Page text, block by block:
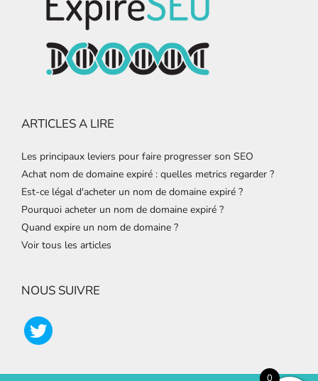
ARTICLES A LIRE
Les principaux leviers pour faire progresser son SEO
Achat nom de domaine expiré : quelles metrics regarder ?
Est-ce légal d'acheter un nom de domaine expiré ?
Pourquoi acheter un nom de domaine expiré ?
Quand expire un nom de domaine ?
Voir tous les articles
NOUS SUIVRE
0